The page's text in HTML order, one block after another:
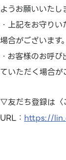
ようお願いいたし
・上記をお守り
場合がございます。
・お客様のお呼
ていただく場合が
▽友だち登録は〈
URL： https://